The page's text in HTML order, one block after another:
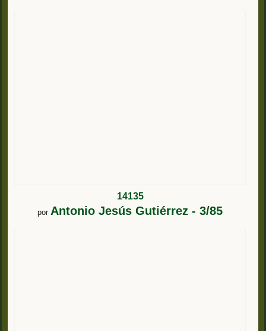
14135
por Antonio Jesús Gutiérrez - 3/85